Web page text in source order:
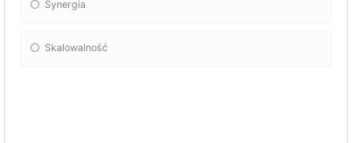
Synergia
Skalowalność